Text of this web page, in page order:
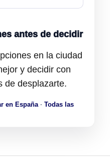
antes de decidir
en la ciudad
y decidir con
de desplazarte.
en España· Todas las